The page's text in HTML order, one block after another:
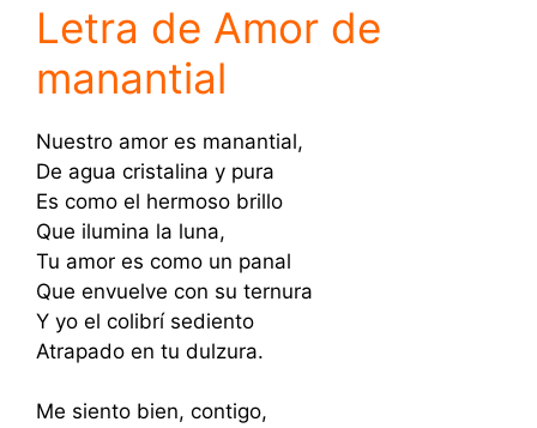
Letra de Amor de
manantial
Nuestro amor es manantial,
De agua cristalina y pura
Es como el hermoso brillo
Que ilumina la luna,
Tu amor es como un panal
Que envuelve con su ternura
Y yo el colibrí sediento
Atrapado en tu dulzura.
Me siento bien, contigo,